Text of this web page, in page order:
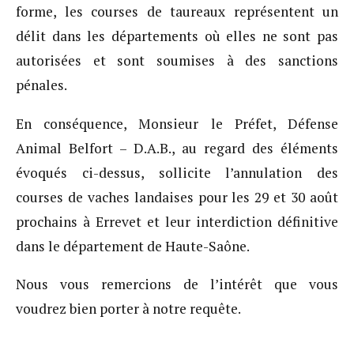
forme, les courses de taureaux représentent un
délit dans les départements où elles ne sont pas
autorisées et sont soumises à des sanctions
pénales.
En conséquence, Monsieur le Préfet, Défense
Animal Belfort – D.A.B., au regard des éléments
évoqués ci-dessus, sollicite l’annulation des
courses de vaches landaises pour les 29 et 30 août
prochains à Errevet et leur interdiction définitive
dans le département de Haute-Saône.
Nous vous remercions de l’intérêt que vous
voudrez bien porter à notre requête.